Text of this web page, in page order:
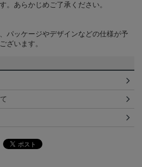
。あらかじめご了承ください。
パッケージやデザインなどの仕様が予
ざいます。